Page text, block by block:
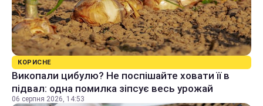
КОРИСНЕ
Викопали цибулю? Не поспішайте ховати її в
підвал: одна помилка зіпсує весь урожай
06 серпня 2026, 14:53